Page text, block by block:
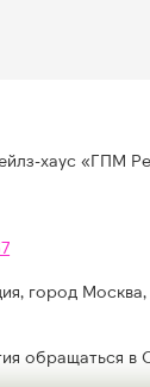
хаус «ГПМ
город
обращаться в